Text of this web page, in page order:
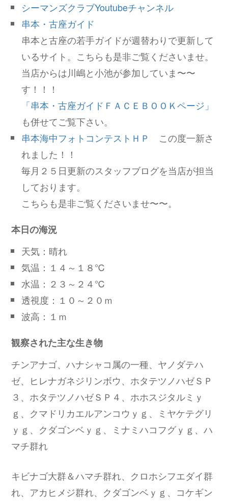
シーマンズクラブYoutubeチャンネル
串本・古座ガイド
串本と古座の若手ガイドが週替わりで更新して
いるサイト。こちらも是非ご覧くださいませ。
当店からは川嶋と小池が参加していま〜〜
す！！！
「串本・古座ガイドＦＡＣＥＢＯＯＫページ」
も併せてご覧下さい。
串本海中フォトコンテストＨＰ
この度一新さ
れました！！
毎月２５日更新のスタッフブログを当店が担当
しております。
こちらも是非ご覧くださいませ〜〜。
本日の海況
天気：晴れ
気温：１４～１８℃
水温：２３～２４℃
透視度：１０～２０ｍ
波高：１ｍ
観察された主な生き物
チンアナゴ、ハナシャコ属の一種、ヤノダテハ
ゼ、ヒレナガネジリンボウ、ホタテツノハゼＳＰ
３、ホタテツノハゼＳＰ４、ホホスジタルミｙ
ｇ、クマドリカエルアンコウｙｇ、ミヤケテグリ
ｙｇ、クダゴンベｙｇ、ミナミハコフグｙｇ、ハ
マチ群れ
キビナゴ大群＆ハマチ群れ、クロホシフエダイ群
れ、アカヒメジ群れ、クダゴンベｙｇ、コケギン